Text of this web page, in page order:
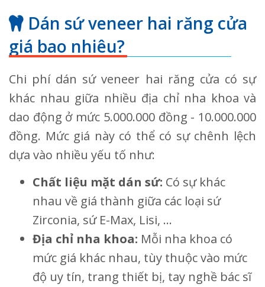
Dán sứ veneer hai răng cửa
giá bao nhiêu?
Chi phí dán sứ veneer hai răng cửa có sự
khác nhau giữa nhiều địa chỉ nha khoa và
dao động ở mức 5.000.000 đồng - 10.000.000
đồng. Mức giá này có thể có sự chênh lệch
dựa vào nhiều yếu tố như:
Chất liệu mặt dán sứ: Có sự khác
nhau về giá thành giữa các loại sứ
Zirconia, sứ E-Max, Lisi, …
Địa chỉ nha khoa: Mỗi nha khoa có
mức giá khác nhau, tùy thuộc vào mức
độ uy tín, trang thiết bị, tay nghề bác sĩ